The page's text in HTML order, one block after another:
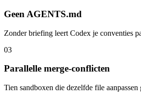
Geen AGENTS.md
Zonder briefing leert Codex je conventies
03
Parallelle merge-conflicten
Tien sandboxen die dezelfde file